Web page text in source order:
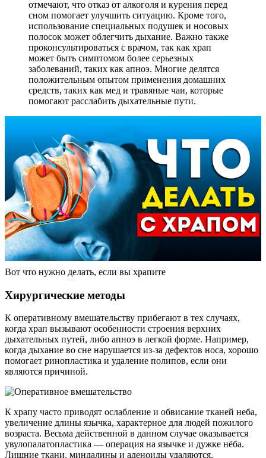
отмечают, что отказ от алкоголя и курения перед
сном помогает улучшить ситуацию. Кроме того,
использование специальных подушек и носовых
полосок может облегчить дыхание. Важно также
проконсультироваться с врачом, так как храп
может быть симптомом более серьезных
заболеваний, таких как апноэ. Многие делятся
положительным опытом применения домашних
средств, таких как мед и травяные чаи, которые
помогают расслабить дыхательные пути.
Вот что нужно делать, если вы храпите
Хирургические методы
К оперативному вмешательству прибегают в тех случаях,
когда храп вызывают особенности строения верхних
дыхательных путей, либо апноэ в легкой форме. Например,
когда дыхание во сне нарушается из-за дефектов носа, хорошо
помогает ринопластика и удаление полипов, если они
являются причиной.
К храпу часто приводят ослабление и обвисание тканей неба,
увеличение длины язычка, характерное для людей пожилого
возраста. Весьма действенной в данном случае оказывается
увулопалатопластика — операция на язычке и дужке нёба.
Лишние ткани, миндалины и аденоиды удаляются,